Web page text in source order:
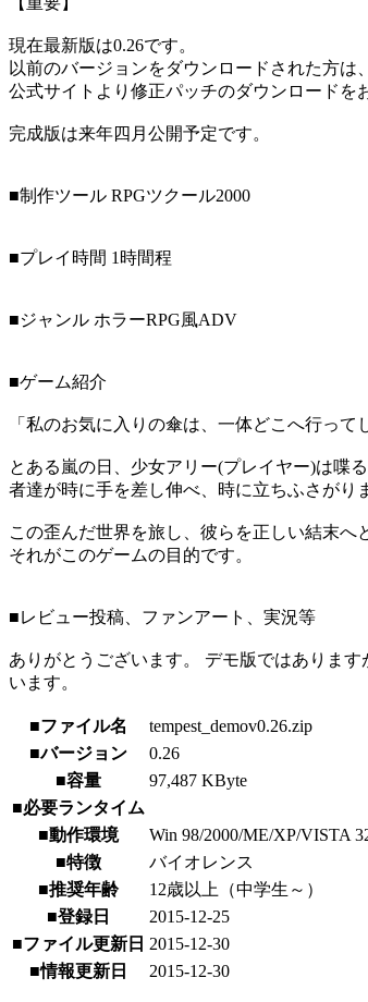
現在最新版は0.26です。
以前のバージョンをダウンロードされた方は、
公式サイトより修正パッチのダウンロードを
完成版は来年四月公開予定です。
■制作ツール RPGツクール2000
■プレイ時間 1時間程
■ジャンル ホラーRPG風ADV
■ゲーム紹介
「私のお気に入りの傘は、一体どこへ行って
とある嵐の日、少女アリー(プレイヤー)は喋
者達が時に手を差し伸べ、時に立ちふさが
この歪んだ世界を旅し、彼らを正しい結末へ
それがこのゲームの目的です。
■レビュー投稿、ファンアート、実況等
ありがとうございます。 デモ版ではありま
います。
■ファイル名
tempest_demov0.26.zip
■バージョン
0.26
■容量
97,487 KByte
■必要ランタイム
■動作環境
Win 98/2000/ME/XP/VISTA
■特徴
バイオレンス
■推奨年齢
12歳以上（中学生～）
■登録日
2015-12-25
■ファイル更新日 2015-12-30
■情報更新日
2015-12-30